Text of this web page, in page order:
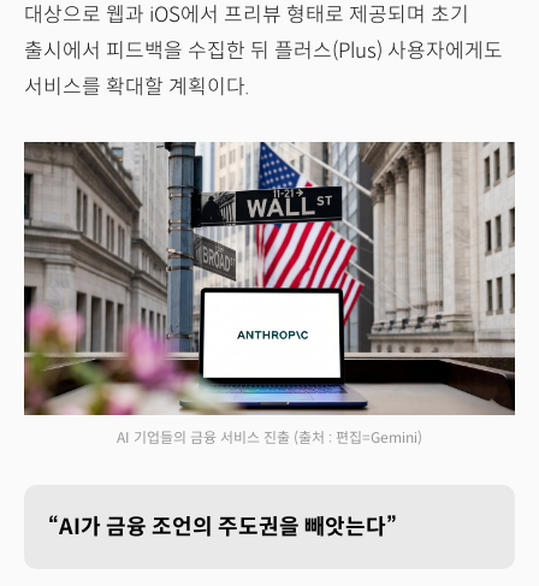
대상으로 웹과 iOS에서 프리뷰 형태로 제공되며 초기
출시에서 피드백을 수집한 뒤 플러스(Plus) 사용자에게도
서비스를 확대할 계획이다.
AI 기업들의 금융 서비스 진출 (출처 : 편집=Gemini)
“AI가 금융 조언의 주도권을 빼앗는다”